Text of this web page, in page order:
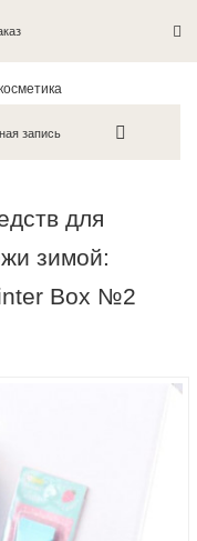
запись
для
зимой:
Box №2